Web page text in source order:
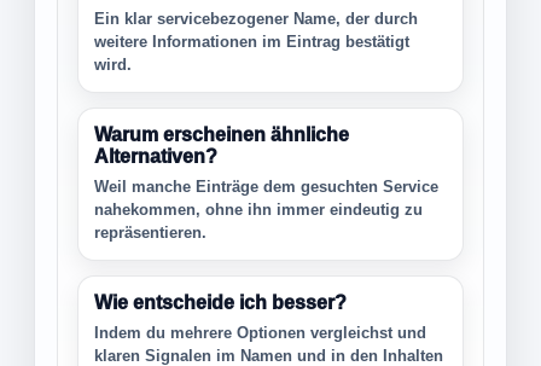
Ein klar servicebezogener Name, der durch
weitere Informationen im Eintrag bestätigt
wird.
Warum erscheinen ähnliche
Alternativen?
Weil manche Einträge dem gesuchten Service
nahekommen, ohne ihn immer eindeutig zu
repräsentieren.
Wie entscheide ich besser?
Indem du mehrere Optionen vergleichst und
klaren Signalen im Namen und in den Inhalten